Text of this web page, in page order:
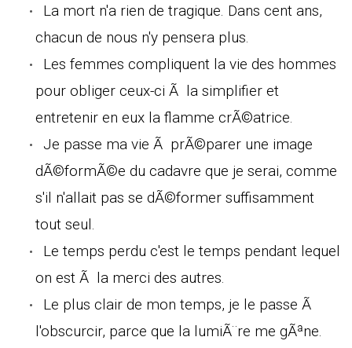
La mort n'a rien de tragique. Dans cent ans,
chacun de nous n'y pensera plus.
Les femmes compliquent la vie des hommes
pour obliger ceux-ci Ã la simplifier et
entretenir en eux la flamme crÃ©atrice.
Je passe ma vie Ã prÃ©parer une image
dÃ©formÃ©e du cadavre que je serai, comme
s'il n'allait pas se dÃ©former suffisamment
tout seul.
Le temps perdu c'est le temps pendant lequel
on est Ã la merci des autres.
Le plus clair de mon temps, je le passe Ã
l'obscurcir, parce que la lumiÃ¨re me gÃªne.